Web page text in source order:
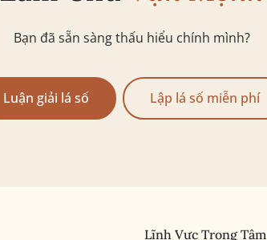
Bạn đã sẵn sàng thấu hiểu chính mình?
Luận giải lá số Lập lá số miễn phí
Lĩnh Vực Trọng Tâm